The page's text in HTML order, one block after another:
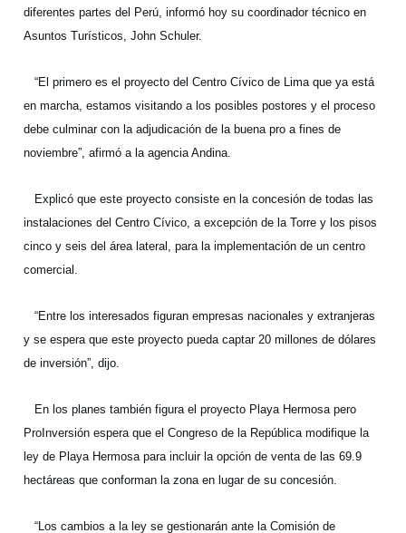
diferentes partes del Perú, informó hoy su coordinador técnico en
Asuntos Turísticos, John Schuler.
“El primero es el proyecto del Centro Cívico de Lima que ya está
en marcha, estamos visitando a los posibles postores y el proceso
debe culminar con la adjudicación de la buena pro a fines de
noviembre”, afirmó a la agencia Andina.
Explicó que este proyecto consiste en la concesión de todas las
instalaciones del Centro Cívico, a excepción de la Torre y los pisos
cinco y seis del área lateral, para la implementación de un centro
comercial.
“Entre los interesados figuran empresas nacionales y extranjeras
y se espera que este proyecto pueda captar 20 millones de dólares
de inversión”, dijo.
En los planes también figura el proyecto Playa Hermosa pero
ProInversión espera que el Congreso de la República modifique la
ley de Playa Hermosa para incluir la opción de venta de las 69.9
hectáreas que conforman la zona en lugar de su concesión.
“Los cambios a la ley se gestionarán ante la Comisión de